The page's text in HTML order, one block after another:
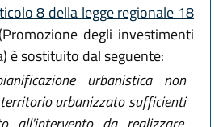
8 della legge regionale 18
(Promozione degli investimenti
è sostituito dal seguente:
urbanistica non
urbanizzato sufficienti